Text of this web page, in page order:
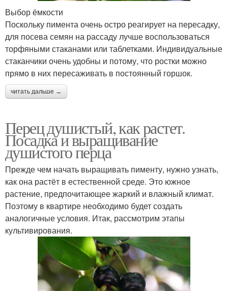
Выбор ёмкости
Поскольку пимента очень остро реагирует на пересадку,
для посева семян на рассаду лучше воспользоваться
торфяными стаканами или таблетками. Индивидуальные
стаканчики очень удобны и потому, что ростки можно
прямо в них пересаживать в постоянный горшок.
читать дальше →
Перец душистый, как растет.
Посадка и выращивание
душистого перца
Прежде чем начать выращивать пименту, нужно узнать,
как она растёт в естественной среде. Это южное
растение, предпочитающее жаркий и влажный климат.
Поэтому в квартире необходимо будет создать
аналогичные условия. Итак, рассмотрим этапы
культивирования.